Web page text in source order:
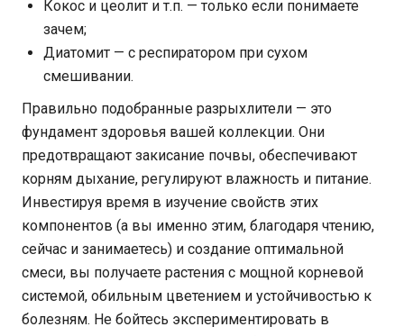
Кокос и цеолит и т.п. — только если понимаете
зачем;
Диатомит — с респиратором при сухом
смешивании.
Правильно подобранные разрыхлители — это
фундамент здоровья вашей коллекции. Они
предотвращают закисание почвы, обеспечивают
корням дыхание, регулируют влажность и питание.
Инвестируя время в изучение свойств этих
компонентов (а вы именно этим, благодаря чтению,
сейчас и занимаетесь) и создание оптимальной
смеси, вы получаете растения с мощной корневой
системой, обильным цветением и устойчивостью к
болезням. Не бойтесь экспериментировать в